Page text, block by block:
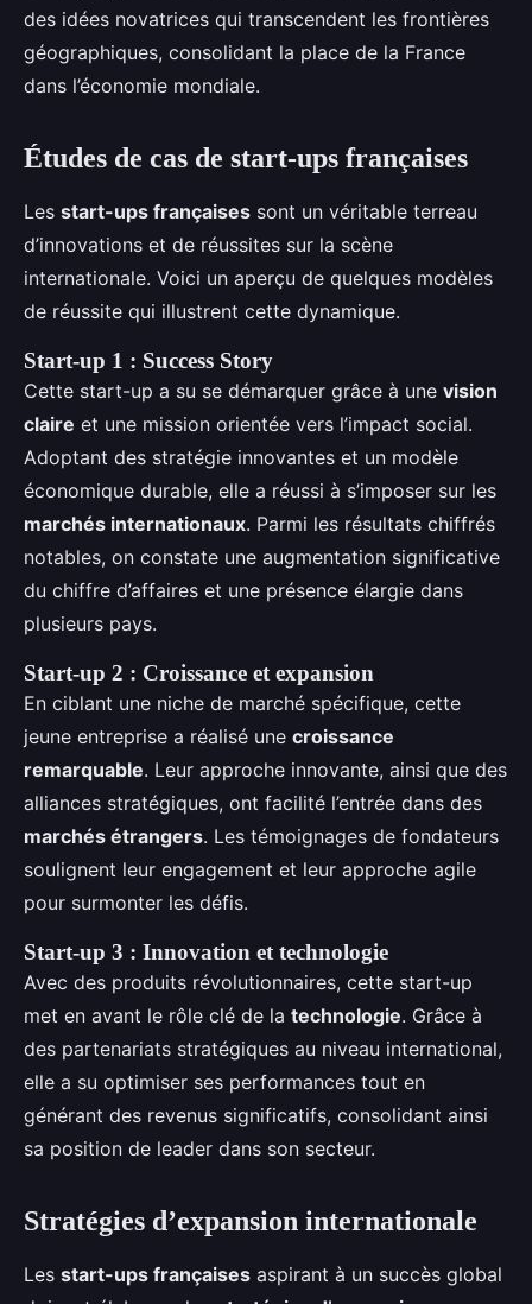
des idées novatrices qui transcendent les frontières
géographiques, consolidant la place de la France
dans l’économie mondiale.
Études de cas de start-ups françaises
Les start-ups françaises sont un véritable terreau
d’innovations et de réussites sur la scène
internationale. Voici un aperçu de quelques modèles
de réussite qui illustrent cette dynamique.
Start-up 1 : Success Story
Cette start-up a su se démarquer grâce à une vision
claire et une mission orientée vers l’impact social.
Adoptant des stratégie innovantes et un modèle
économique durable, elle a réussi à s’imposer sur les
marchés internationaux. Parmi les résultats chiffrés
notables, on constate une augmentation significative
du chiffre d’affaires et une présence élargie dans
plusieurs pays.
Start-up 2 : Croissance et expansion
En ciblant une niche de marché spécifique, cette
jeune entreprise a réalisé une croissance
remarquable. Leur approche innovante, ainsi que des
alliances stratégiques, ont facilité l’entrée dans des
marchés étrangers. Les témoignages de fondateurs
soulignent leur engagement et leur approche agile
pour surmonter les défis.
Start-up 3 : Innovation et technologie
Avec des produits révolutionnaires, cette start-up
met en avant le rôle clé de la technologie. Grâce à
des partenariats stratégiques au niveau international,
elle a su optimiser ses performances tout en
générant des revenus significatifs, consolidant ainsi
sa position de leader dans son secteur.
Stratégies d’expansion internationale
Les start-ups françaises aspirant à un succès global